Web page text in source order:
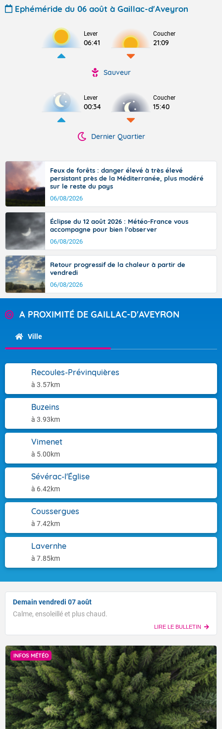
Ephéméride du 06 août à Gaillac-d'Aveyron
Lever
06:41
Coucher
21:09
Sauveur
Lever
00:34
Coucher
15:40
Dernier Quartier
Feux de forêts : danger élevé à très élevé
persistant près de la Méditerranée, plus modéré
sur le reste du pays
06/08/2026
Éclipse du 12 août 2026 : Météo-France vous
accompagne pour bien l'observer
06/08/2026
Retour progressif de la chaleur à partir de
vendredi
06/08/2026
A PROXIMITÉ DE GAILLAC-D'AVEYRON
Ville
Recoules-Prévinquières
à 3.57km
Buzeins
à 3.93km
Vimenet
à 5.00km
Sévérac-l'Église
à 6.42km
Coussergues
à 7.42km
Lavernhe
à 7.85km
Demain vendredi 07 août
Calme, ensoleillé et plus chaud.
LIRE LE BULLETIN
INFOS MÉTÉO